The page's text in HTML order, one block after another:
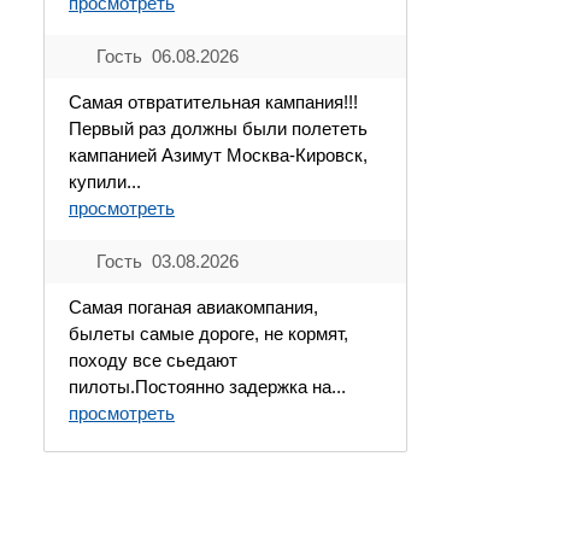
Гость 06.08.2026
Самая отвратительная кампания!!!
Первый раз должны были полететь
кампанией Азимут Москва-Кировск,
купили...
просмотреть
Гость 03.08.2026
Самая поганая авиакомпания,
былеты самые дороге, не кормят,
походу все сьедают
пилоты.Постоянно задержка на...
просмотреть